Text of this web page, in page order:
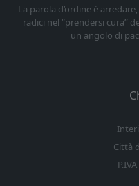
La parola d’ordine è
radici nel “prendersi cura”
un angolo di
Città